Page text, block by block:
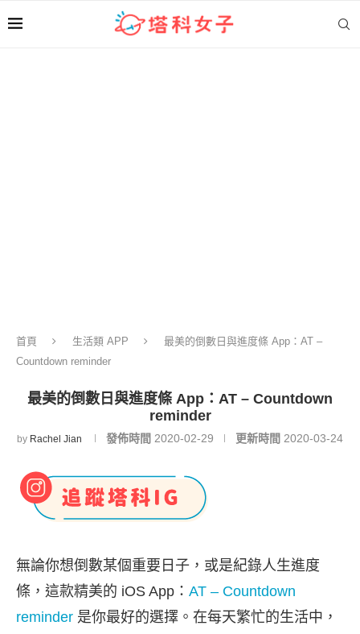
首頁 生活類 APP
最美的倒數日與進度條 App：AT –
Countdown reminder
最美的倒數日與進度條 App：AT – Countdown
reminder
by Rachel Jian 發佈時間 2020-02-29 更新時間 2020-03-24
無論你想倒數某個重要日子，或是紀錄人生進度
條，這款精美的 iOS App： AT – Countdown
reminder 是你最好的選擇。在每天繁忙的生活中，